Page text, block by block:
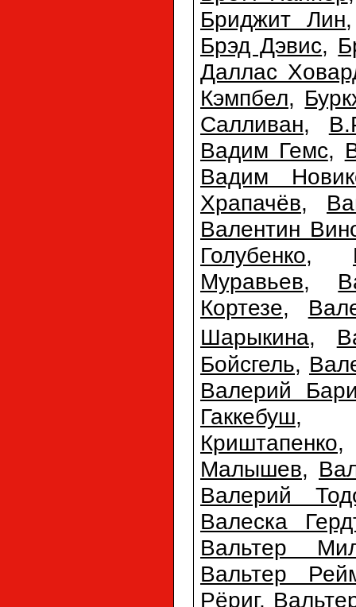
Бриджит Лин
Брэд Дэвис,
Даллас
Кэмпбел,
Салливан,
Вадим Гемс,
Вадим
Храпачёв,
Валентин
Голубенко,
Муравьев,
Кортезе,
Шарыкина,
Бойсгель,
Валерий
Гаккебуш,
Криштапенко
Малышев,
Валерий
Валеска
Вальтер
Вальтер
Рёриг,